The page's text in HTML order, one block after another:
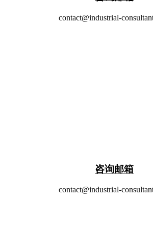
contact@industrial-
​咨询邮箱
contact@industrial-